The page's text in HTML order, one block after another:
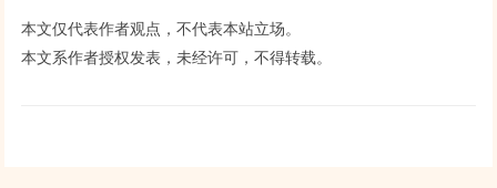
本文仅代表作者观点，不代表本站立场。
本文系作者授权发表，未经许可，不得转载。